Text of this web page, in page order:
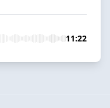
11:22